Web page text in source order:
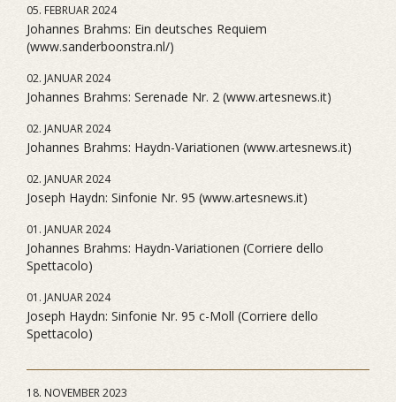
05. FEBRUAR 2024
Johannes Brahms: Ein deutsches Requiem
(www.sanderboonstra.nl/)
02. JANUAR 2024
Johannes Brahms: Serenade Nr. 2 (www.artesnews.it)
02. JANUAR 2024
Johannes Brahms: Haydn-Variationen (www.artesnews.it)
02. JANUAR 2024
Joseph Haydn: Sinfonie Nr. 95 (www.artesnews.it)
01. JANUAR 2024
Johannes Brahms: Haydn-Variationen (Corriere dello
Spettacolo)
01. JANUAR 2024
Joseph Haydn: Sinfonie Nr. 95 c-Moll (Corriere dello
Spettacolo)
18. NOVEMBER 2023